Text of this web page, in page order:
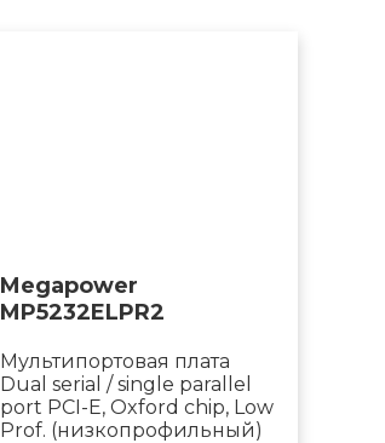
Megapower
MP5232ELPR2
Мультипортовая плата
Dual serial / single parallel
port PCI-E, Oxford chip, Low
Prof. (низкопрофильный)